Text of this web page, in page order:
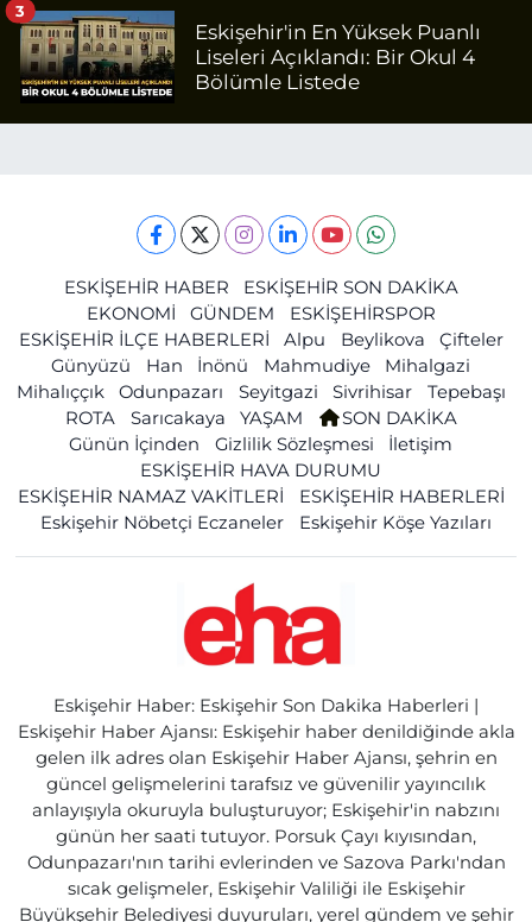
Eskişehir'in En Yüksek Puanlı
Liseleri Açıklandı: Bir Okul 4
Bölümle Listede
3
ESKİŞEHİR HABER
ESKİŞEHİR SON DAKİKA
EKONOMİ
GÜNDEM
ESKİŞEHİRSPOR
ESKİŞEHİR İLÇE HABERLERİ
Alpu Beylikova
Çifteler
Günyüzü
Han İnönü Mahmudiye
Mihalgazi
Mihalıççık
Odunpazarı Seyitgazi Sivrihisar
Tepebaşı
ROTA
Sarıcakaya YAŞAM
SON DAKİKA
Günün İçinden
Gizlilik Sözleşmesi
İletişim
ESKİŞEHİR HAVA DURUMU
ESKİŞEHİR NAMAZ VAKİTLERİ
ESKİŞEHİR HABERLERİ
Eskişehir Nöbetçi Eczaneler
Eskişehir Köşe Yazıları
Eskişehir Haber: Eskişehir Son Dakika Haberleri |
Eskişehir Haber Ajansı: Eskişehir haber denildiğinde akla
gelen ilk adres olan Eskişehir Haber Ajansı, şehrin en
güncel gelişmelerini tarafsız ve güvenilir yayıncılık
anlayışıyla okuruyla buluşturuyor; Eskişehir'in nabzını
günün her saati tutuyor. Porsuk Çayı kıyısından,
Odunpazarı'nın tarihi evlerinden ve Sazova Parkı'ndan
sıcak gelişmeler, Eskişehir Valiliği ile Eskişehir
Büyükşehir Belediyesi duyuruları, yerel gündem ve şehir